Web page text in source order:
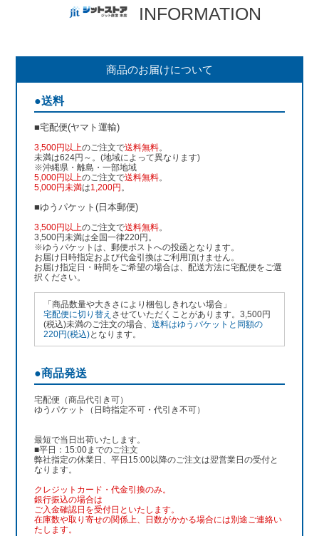
INFORMATION
商品のお届けについて
●送料
■宅配便(ヤマト運輸)
3,500円以上のご注文で送料無料。
未満は624円～。(地域によって異なります)
※沖縄県・離島・一部地域
5,000円以上のご注文で送料無料。
5,000円未満は1,200円 。
■ゆうパケット(日本郵便)
3,500円以上のご注文で送料無料。
3,500円未満は全国一律220円。
※ゆうパケットは、郵便ポストへの投函となります。
お届け日時指定および代金引換はご利用頂けません。
お届け指定日・時間をご希望の場合は、配送方法に宅配便をご選
択ください。
「商品数量や大きさにより梱包しきれない場合」
宅配便に切り替え させていただくことがあります。3,500円
(税込)未満のご注文の場合、送料はゆうパケットと同額の
220円(税込)となります。
●商品発送
宅配便（商品代引き可）
ゆうパケット（日時指定不可・代引き不可）
最短で当日出荷いたします。
■平日：15:00までのご注文
弊社指定の休業日、平日15:00以降のご注文は翌営業日の受付と
なります。
クレジットカード・代金引換のみ。
銀行振込の場合は
ご入金確認日を受付日といたします。
在庫数や取り寄せの関係上、日数がかかる場合には別途ご連絡い
たします。